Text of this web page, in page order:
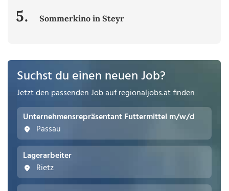
5. Sommerkino in Steyr
Suchst du einen neuen Job?
Jetzt den passenden Job aufregionaljobs.atfinden
Unternehmensrepräsentant Futtermittel m/w/d
Passau
Lagerarbeiter
Rietz